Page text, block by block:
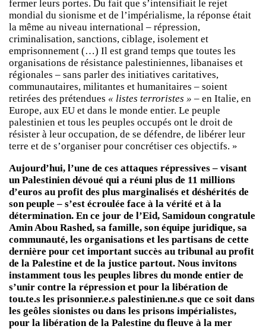
fermer leurs portes. Du fait que s’intensifiait le rejet
mondial du sionisme et de l’impérialisme, la réponse était
la même au niveau international – répression,
criminalisation, sanctions, ciblage, isolement et
emprisonnement (…) Il est grand temps que toutes les
organisations de résistance palestiniennes, libanaises et
régionales – sans parler des initiatives caritatives,
communautaires, militantes et humanitaires – soient
retirées des prétendues « listes terroristes » – en Italie, en
Europe, aux EU et dans le monde entier. Le peuple
palestinien et tous les peuples occupés ont le droit de
résister à leur occupation, de se défendre, de libérer leur
terre et de s’organiser pour concrétiser ces objectifs. »
Aujourd’hui, l’une de ces attaques répressives – visant
un Palestinien dévoué qui a réuni plus de 11 millions
d’euros au profit des plus marginalisés et déshérités de
son peuple – s’est écroulée face à la vérité et à la
détermination. En ce jour de l’Eid, Samidoun congratule
Amin Abou Rashed, sa famille, son équipe juridique, sa
communauté, les organisations et les partisans de cette
dernière pour cet important succès au tribunal au profit
de la Palestine et de la justice partout. Nous invitons
instamment tous les peuples libres du monde entier de
s’unir contre la répression et pour la libération de
tou.te.s les prisonnier.e.s palestinien.ne.s que ce soit dans
les geôles sionistes ou dans les prisons impérialistes,
pour la libération de la Palestine du fleuve à la mer